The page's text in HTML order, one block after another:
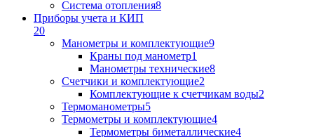
Система отопления8
Приборы учета и КИП
20
Манометры и комплектующие9
Краны под манометр1
Манометры технические8
Счетчики и комплектующие2
Комплектующие к счетчикам воды2
Термоманометры5
Термометры и комплектующие4
Термометры биметаллические4